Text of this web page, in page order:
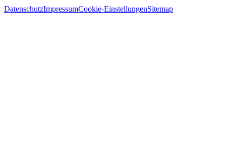
DatenschutzImpressumCookie-EinstellungenSitemap